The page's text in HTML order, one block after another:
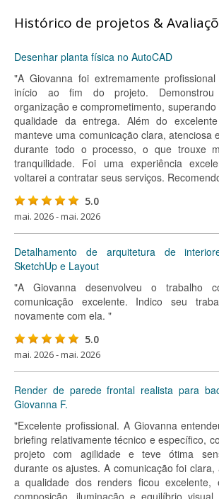
Histórico de projetos &
Desenhar planta física no AutoCAD
"A Giovanna foi extremamente
início ao fim do projeto. Demonstrou
organização e comprometimento,
qualidade da entrega. Além do
manteve uma comunicação clara, atenciosa
durante todo o processo, o que trouxe
tranquilidade. Foi uma experiência
voltarei a contratar seus serviços.
5.0
mai. 2026 - mai. 2026
Detalhamento de arquitetura de
SketchUp e Layout
"A Giovanna desenvolveu o trabalho
comunicação excelente. Indico seu
novamente com ela. "
5.0
mai. 2026 - mai. 2026
Render de parede frontal realista para
Giovanna F.
"Excelente profissional. A Giovanna
briefing relativamente técnico e específico,
projeto com agilidade e teve ótima
durante os ajustes. A comunicação foi
a qualidade dos renders ficou excelente,
composição, iluminação e equilíbrio